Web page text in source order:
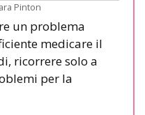
Pinton
un problema
medicare il
ricorrere solo a
per la